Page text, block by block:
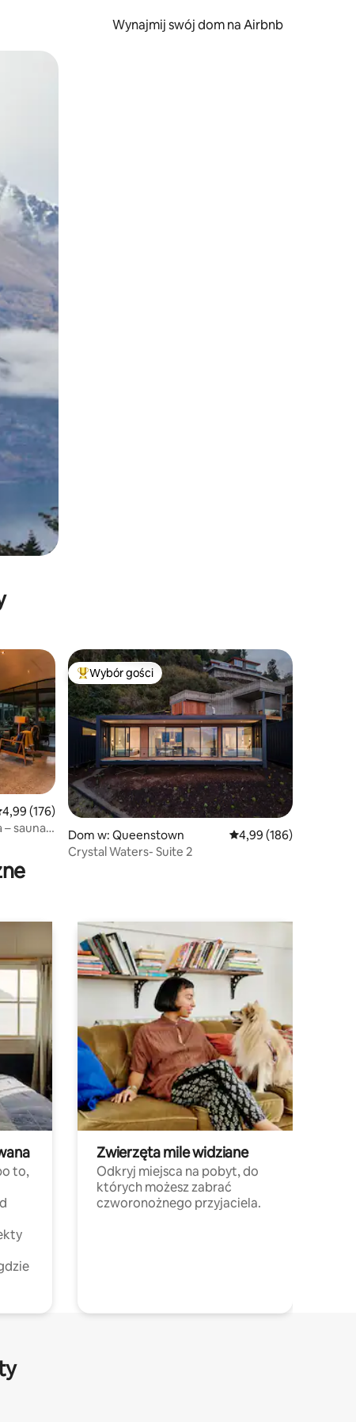
Wynajmij swój dom na Airbnb
pomocą gestów dotykowych lub przesuwania.
ocena: 4,99 na 5, liczba recenzji: 176
4,99 (176)
sauna –
Najpopularniejsze z kategorii Wybór gości
Wybór gości
Dom w: Queenstown Średnia ocena: 4,99
4,99 (186)
Crystal Waters- Suite 2
to,
Zwierzęta mile widziane
Odkryj miejsca na pobyt, do
których możesz zabrać
czworonożnego przyjaciela.